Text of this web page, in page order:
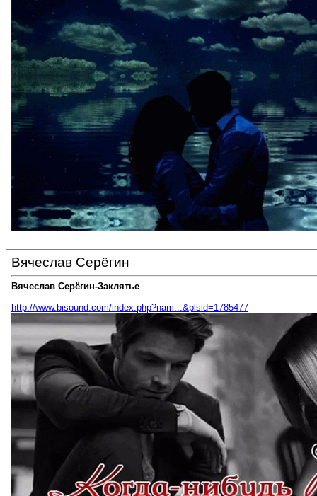
Вячеслав Серёгин
Вячеслав Серёгин-Заклятье
http://www.bisound.com/index.php?nam...&plsid=1785477